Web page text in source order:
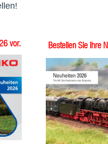
vor. Bestellen Sie ihre